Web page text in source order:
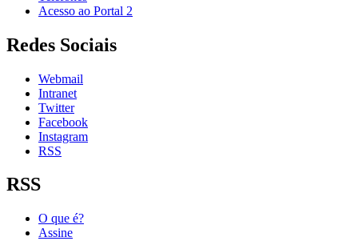
Acesso ao Portal 2
Redes Sociais
Webmail
Intranet
Twitter
Facebook
Instagram
RSS
RSS
O que é?
Assine